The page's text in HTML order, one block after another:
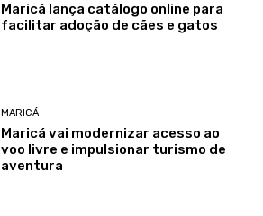
Maricá lança catálogo online para
facilitar adoção de cães e gatos
MARICÁ
Maricá vai modernizar acesso ao
voo livre e impulsionar turismo de
aventura